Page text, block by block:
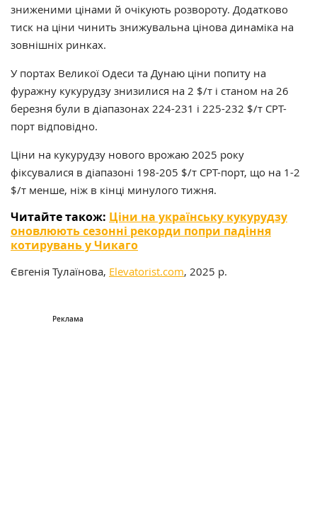
зниженими цінами й очікують розвороту. Додатково
тиск на ціни чинить знижувальна цінова динаміка на
зовнішніх ринках.
У портах Великої Одеси та Дунаю ціни попиту на
фуражну кукурудзу знизилися на 2 $/т і станом на 26
березня були в діапазонах 224-231 і 225-232 $/т CPT-
порт відповідно.
Ціни на кукурудзу нового врожаю 2025 року
фіксувалися в діапазоні 198-205 $/т СРТ-порт, що на 1-2
$/т менше, ніж в кінці минулого тижня.
Читайте також: Ціни на українську кукурудзу
оновлюють сезонні рекорди попри падіння
котирувань у Чикаго
Євгенія Тулаїнова, Elevatorist.com, 2025 р.